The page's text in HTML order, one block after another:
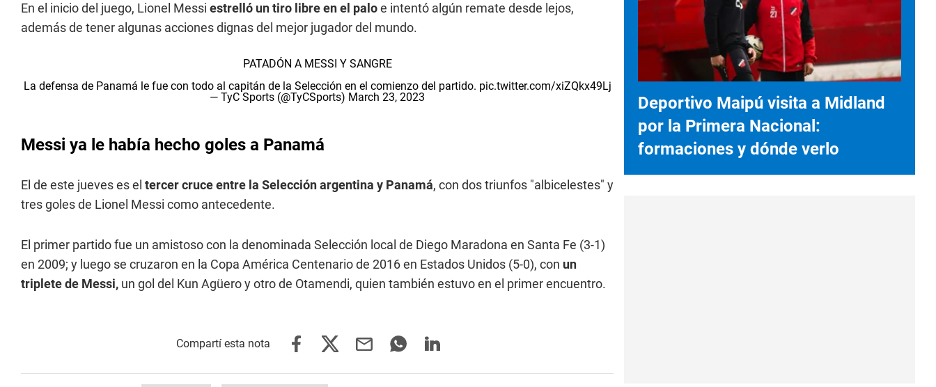
En el inicio del juego, Lionel Messi estrelló un tiro libre en el paloe intentó algún remate desde lejos,
además de tener algunas acciones dignas del mejor jugador del mundo.
PATADÓN A MESSI Y SANGRE
La defensa de Panamá le fue con todo al capitán de la Selección en el comienzo del partido. pic.twitter.com/xiZQkx49Lj
— TyC Sports (@TyCSports) March 23, 2023
Messi ya le había hecho goles a Panamá
El de este jueves es el tercer cruce entre la Selección argentina y Panamá, con dos triunfos "albicelestes" y
tres goles de Lionel Messi como antecedente.
El primer partido fue un amistoso con la denominada Selección local de Diego Maradona en Santa Fe (3-1)
en 2009; y luego se cruzaron en la Copa América Centenario de 2016 en Estados Unidos (5-0), con un
triplete de Messi, un gol del Kun Agüero y otro de Otamendi, quien también estuvo en el primer encuentro.
Deportivo Maipú visita a Midland
por la Primera Nacional:
formaciones y dónde verlo